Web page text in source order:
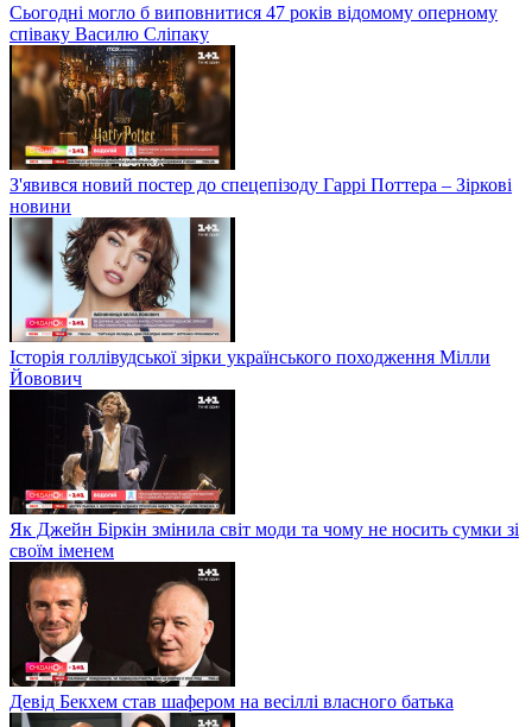
Сьогодні могло б виповнитися 47 років відомому оперному
співаку Василю Сліпаку
З'явився новий постер до спецепізоду Гаррі Поттера – Зіркові
новини
Історія голлівудської зірки українського походження Мілли
Йовович
Як Джейн Біркін змінила світ моди та чому не носить сумки зі
своїм іменем
Девід Бекхем став шафером на весіллі власного батька